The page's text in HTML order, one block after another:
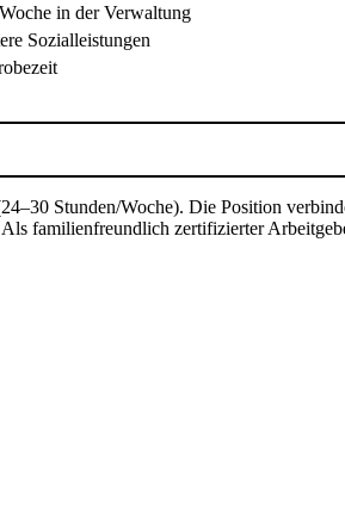
in der Verwaltung
Sozialleistungen
Stunden/Woche). Die Position
familienfreundlich zertifizierter